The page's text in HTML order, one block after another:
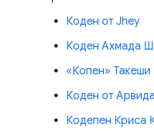
Коден от Jhey
Коден Ахмада
«Копен» Такеши
Коден от Арвида
Кодепен Криса